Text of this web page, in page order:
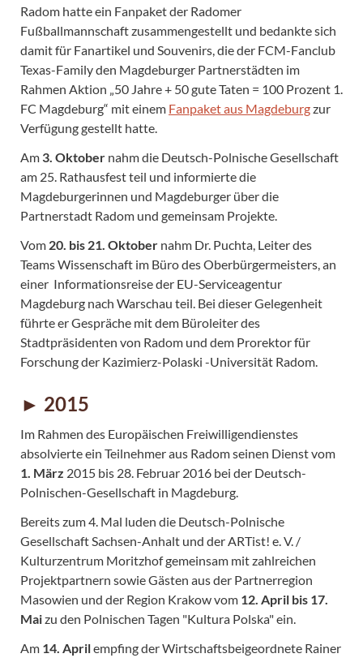
Radom hatte ein Fanpaket der Radomer
Fußballmannschaft zusammengestellt und bedankte sich
damit für Fanartikel und Souvenirs, die der FCM-Fanclub
Texas-Family den Magdeburger Partnerstädten im
Rahmen Aktion „50 Jahre + 50 gute Taten = 100 Prozent 1.
FC Magdeburg“ mit einem Fanpaket aus Magdeburgzur
Verfügung gestellt hatte.
Am 3. Oktober nahm die Deutsch-Polnische Gesellschaft
am 25. Rathausfest teil und informierte die
Magdeburgerinnen und Magdeburger über die
Partnerstadt Radom und gemeinsam Projekte.
Vom 20. bis 21. Oktober nahm Dr. Puchta, Leiter des
Teams Wissenschaft im Büro des Oberbürgermeisters, an
einer Informationsreise der EU-Serviceagentur
Magdeburg nach Warschau teil. Bei dieser Gelegenheit
führte er Gespräche mit dem Büroleiter des
Stadtpräsidenten von Radom und dem Prorektor für
Forschung der Kazimierz-Polaski -Universität Radom.
► 2015
Im Rahmen des Europäischen Freiwilligendienstes
absolvierte ein Teilnehmer aus Radom seinen Dienst vom
1. März 2015 bis 28. Februar 2016 bei der Deutsch-
Polnischen-Gesellschaft in Magdeburg.
Bereits zum 4. Mal luden die Deutsch-Polnische
Gesellschaft Sachsen-Anhalt und der ARTist! e. V. /
Kulturzentrum Moritzhof gemeinsam mit zahlreichen
Projektpartnern sowie Gästen aus der Partnerregion
Masowien und der Region Krakow vom 12. April bis 17.
Maizu den Polnischen Tagen "Kultura Polska" ein.
Am 14. Aprilempfing der Wirtschaftsbeigeordnete Rainer